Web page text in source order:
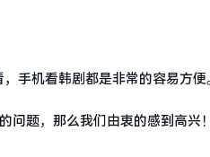
手机看韩剧都是非常的容易方便
题，那么我们由衷的感到高兴！